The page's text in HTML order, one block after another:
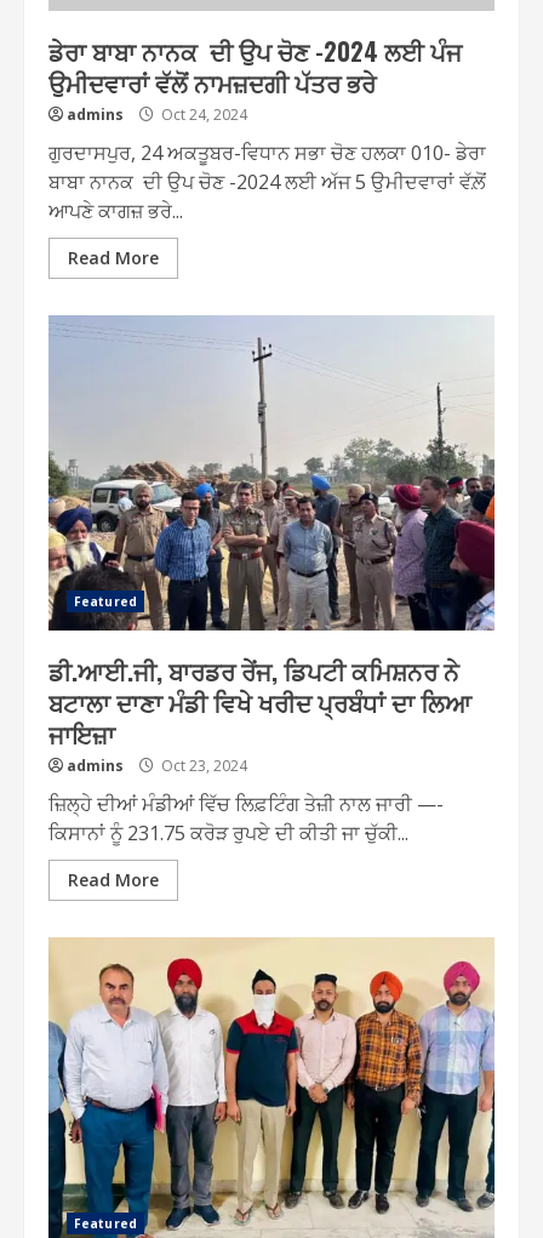
ਡੇਰਾ ਬਾਬਾ ਨਾਨਕ ਦੀ ਉਪ ਚੋਣ -2024 ਲਈ ਪੰਜ
ਉਮੀਦਵਾਰਾਂ ਵੱਲੋਂ ਨਾਮਜ਼ਦਗੀ ਪੱਤਰ ਭਰੇ
admins Oct 24, 2024
ਗੁਰਦਾਸਪੁਰ, 24 ਅਕਤੂਬਰ-ਵਿਧਾਨ ਸਭਾ ਚੋਣ ਹਲਕਾ 010- ਡੇਰਾ
ਬਾਬਾ ਨਾਨਕ ਦੀ ਉਪ ਚੋਣ -2024 ਲਈ ਅੱਜ 5 ਉਮੀਦਵਾਰਾਂ ਵੱਲ਼ੋਂ
ਆਪਣੇ ਕਾਗਜ਼ ਭਰੇ...
Read More
Featured
ਡੀ.ਆਈ.ਜੀ, ਬਾਰਡਰ ਰੇਂਜ, ਡਿਪਟੀ ਕਮਿਸ਼ਨਰ ਨੇ
ਬਟਾਲਾ ਦਾਣਾ ਮੰਡੀ ਵਿਖੇ ਖਰੀਦ ਪ੍ਰਬੰਧਾਂ ਦਾ ਲਿਆ
ਜਾਇਜ਼ਾ
admins Oct 23, 2024
ਜ਼ਿਲ੍ਹੇ ਦੀਆਂ ਮੰਡੀਆਂ ਵਿੱਚ ਲਿਫ਼ਟਿੰਗ ਤੇਜ਼ੀ ਨਾਲ ਜਾਰੀ —-
ਕਿਸਾਨਾਂ ਨੂੰ 231.75 ਕਰੋੜ ਰੁਪਏ ਦੀ ਕੀਤੀ ਜਾ ਚੁੱਕੀ...
Read More
Featured